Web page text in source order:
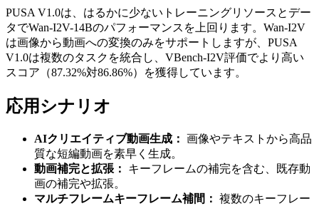
PUSA V1.0は、はるかに少ないトレーニングリソースとデー
タでWan-I2V-14Bのパフォーマンスを上回ります。Wan-I2V
は画像から動画への変換のみをサポートしますが、PUSA
V1.0は複数のタスクを統合し、VBench-I2V評価でより高い
スコア（87.32%対86.86%）を獲得しています。
応用シナリオ
AIクリエイティブ動画生成： 画像やテキストから高品
質な短編動画を素早く生成。
動画補完と拡張：
キーフレームの補完を含む、既存動
画の補完や拡張。
マルチフレームキーフレーム補間： 複数のキーフレー